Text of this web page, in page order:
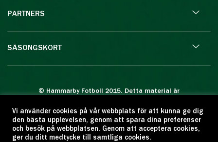
PARTNERS
SÄSONGSKORT
© Hammarby Fotboll 2015. Detta material är
Eftertryck eller annan kopiering är förbjuden.
Citera oss gärna men ange källan:
www.hammarbyfotboll.se. Ansvarig utgivare:
Vi använder cookies på vår webbplats för att kunna ge dig
den bästa upplevelsen, genom att spara dina preferenser
och besök på webbplatsen. Genom att acceptera cookies,
ger du ditt medtycke till samtliga cookies.